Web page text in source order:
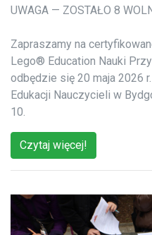
UWAGA — ZOSTAŁO 8
Zapraszamy na
Lego® Education Nauki
odbędzie się 20 maja 2026
Edukacji Nauczycieli w
10.
Czytaj więcej!